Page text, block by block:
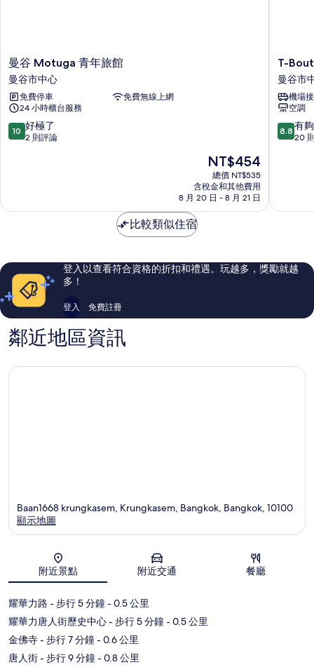
曼
谷
Motuga
青
年
旅
館
曼谷 Motuga 青年旅館
曼谷市中心
免費停車
免費無線上網
24 小時櫃台服務
10.0
分，
極
評
論
10 好極了
2 則評論
現
在
價
格
為
NT$454
總價 NT$535
含稅金和其他費用
8 月 20 日 - 8 月 21 日
T-
青
年
旅
舍
曼
T-
曼谷市
機場
空調
8.8
分，
夠
評
論
8.8 有
20
比較類似住宿
登入以查看符合資格的折扣和禮遇。玩越多，獎勵就越
多！
登入 免費註冊
鄰近地區資訊
地圖
Baan1668 krungkasem, Krungkasem, Bangkok, Bangkok, 10100
顯示地圖
附近景點 附近交通 餐廳
耀華力路 - 步行 5 分鐘- 0.5 公里
耀華力唐人街歷史中心- 步行 5 分鐘- 0.5 公里
金佛寺- 步行 7 分鐘- 0.6 公里
唐人街- 步行 9 分鐘- 0.8 公里